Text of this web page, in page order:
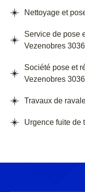
Nettoyage et
Service de pose
Vezenobres
Société pose et
Vezenobres
Travaux de
Urgence fuite de